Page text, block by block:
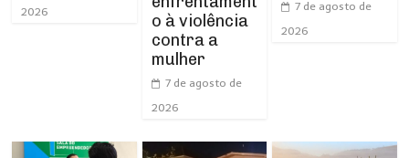
2026
o à violência
contra a
mulher
7 de agosto de
2026
7 de agosto de
2026